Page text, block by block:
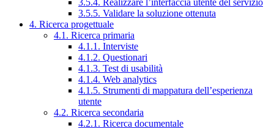
3.5.4. Realizzare l’interfaccia utente del servizio
3.5.5. Validare la soluzione ottenuta
4. Ricerca progettuale
4.1. Ricerca primaria
4.1.1. Interviste
4.1.2. Questionari
4.1.3. Test di usabilità
4.1.4. Web analytics
4.1.5. Strumenti di mappatura dell’esperienza
utente
4.2. Ricerca secondaria
4.2.1. Ricerca documentale